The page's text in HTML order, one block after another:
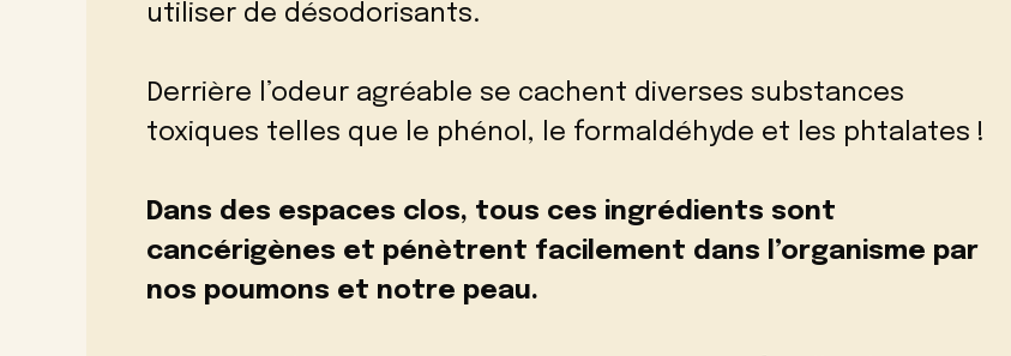
utiliser de désodorisants.
Derrière l’odeur agréable se cachent diverses substances
toxiques telles que le phénol, le formaldéhyde et les phtalates !
Dans des espaces clos, tous ces ingrédients sont
cancérigènes et pénètrent facilement dans l’organisme par
nos poumons et notre peau.